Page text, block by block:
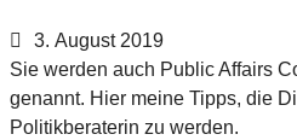
3. August 2019
Sie werden auch Public Affairs
genannt. Hier meine Tipps, die
Politikberaterin zu werden.